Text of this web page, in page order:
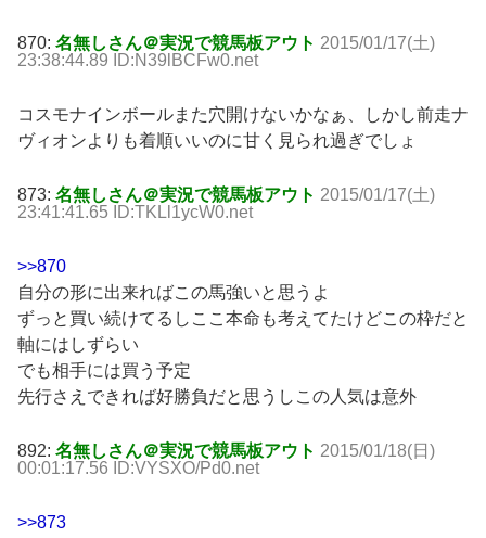
870: 名無しさん＠実況で競馬板アウト 2015/01/17(土)
23:38:44.89 ID:N39lBCFw0.net
コスモナインボールまた穴開けないかなぁ、しかし前走ナ
ヴィオンよりも着順いいのに甘く見られ過ぎでしょ
873: 名無しさん＠実況で競馬板アウト 2015/01/17(土)
23:41:41.65 ID:TKLl1ycW0.net
>>870
自分の形に出来ればこの馬強いと思うよ
ずっと買い続けてるしここ本命も考えてたけどこの枠だと
軸にはしずらい
でも相手には買う予定
先行さえできれば好勝負だと思うしこの人気は意外
892: 名無しさん＠実況で競馬板アウト 2015/01/18(日)
00:01:17.56 ID:VYSXO/Pd0.net
>>873